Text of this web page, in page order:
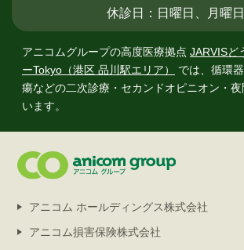
休診日：日曜日、月曜日
アニコムグループの高度医療拠点 JARVISど
ーTokyo（港区 品川駅エリア）
では、 循環
瘍などの二次診療・セカンドオピニオン・
います。
アニコム ホールディングス株式会社
アニコム損害保険株式会社